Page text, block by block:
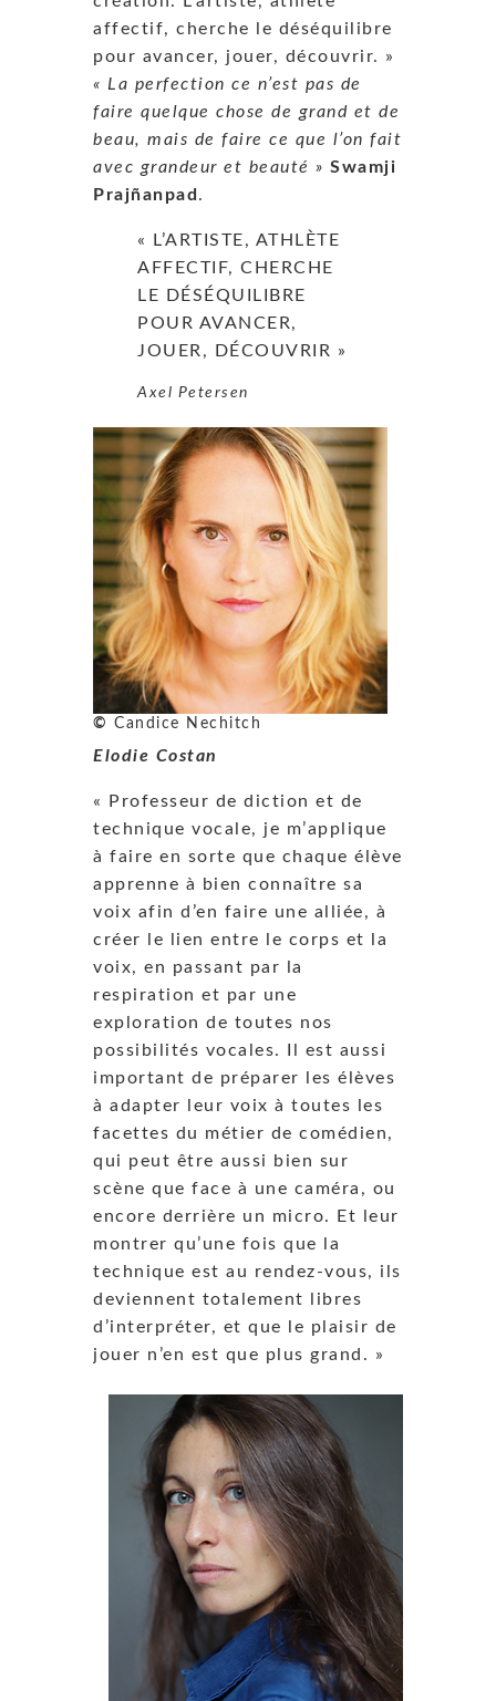
affectif, cherche le déséquilibre
pour avancer, jouer, découvrir. »
« La perfection ce n’est pas de
faire quelque chose de grand et de
beau, mais de faire ce que l’on fait
avec grandeur et beauté » Swamji
Prajñanpad .
« L’ARTISTE, ATHLÈTE
AFFECTIF, CHERCHE
LE DÉSÉQUILIBRE
POUR AVANCER,
JOUER, DÉCOUVRIR »
Axel Petersen
© Candice Nechitch
Elodie Costan
« Professeur de diction et de
technique vocale, je m’applique
à faire en sorte que chaque élève
apprenne à bien connaître sa
voix afin d’en faire une alliée, à
créer le lien entre le corps et la
voix, en passant par la
respiration et par une
exploration de toutes nos
possibilités vocales. Il est aussi
important de préparer les élèves
à adapter leur voix à toutes les
facettes du métier de comédien,
qui peut être aussi bien sur
scène que face à une caméra, ou
encore derrière un micro. Et leur
montrer qu’une fois que la
technique est au rendez-vous, ils
deviennent totalement libres
d’interpréter, et que le plaisir de
jouer n’en est que plus grand. »